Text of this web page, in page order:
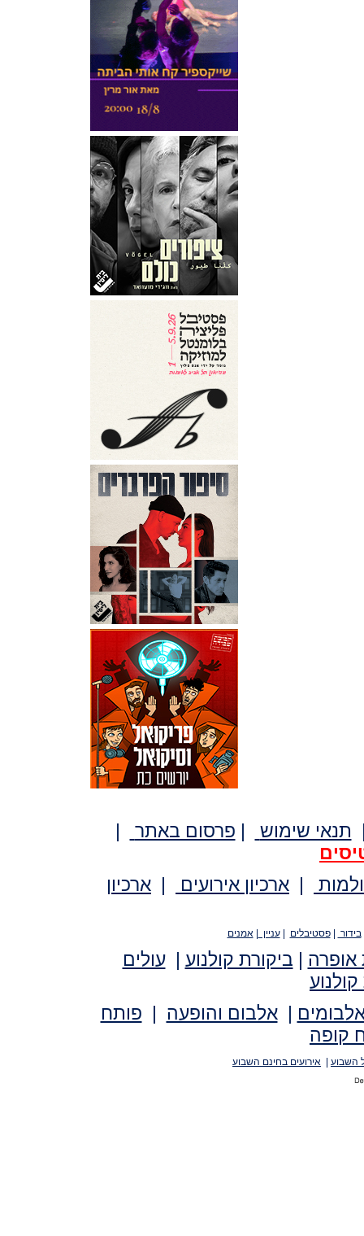
תנאי שימוש | פרסום באתר
|
| ארכיון אירועים | ארכיון
בידור |פסטיבלים |עניין |אמנים
אופרה | ביקורת קולנוע |עולים
קולנוע
|אלבום והופעה | פותח
קופה
השבוע אירועים בחינם השבוע